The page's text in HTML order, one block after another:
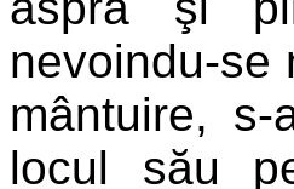
nevoindu-se
mântuire,
locul său